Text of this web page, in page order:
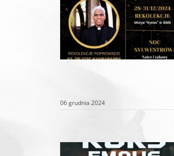
06 grudnia 2024